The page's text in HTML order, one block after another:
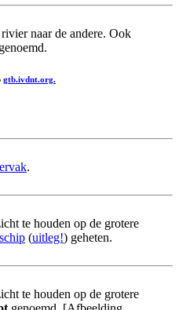
naar de andere. Ook
genoemd.
gtb.ivdnt.org.
.
te houden op de grotere
(uitleg!) geheten.
te houden op de grotere